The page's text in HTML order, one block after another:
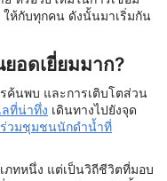
ห้กับทุกคน ดังนั้นมาเริ่มกัน
อดเยี่ยมมาก?
ค้นพบ และการเติบโตส่วน
ที่น่าทึ่ง เดินทางไปยังจุด
ร่วมชุมชนนักดำน้ำที่
ภทหนึ่ง แต่เป็นวิถีชีวิตที่มอบ